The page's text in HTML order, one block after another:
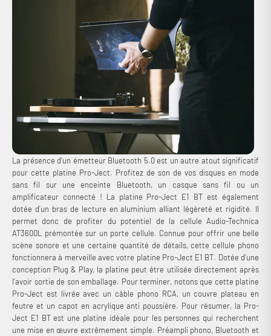
La présence d'un émetteur Bluetooth 5.0 est un autre atout significatif
pour cette platine Pro-Ject. Profitez de son de vos disques en mode
sans fil sur une enceinte Bluetooth, un casque sans fil ou un
amplificateur connecté ! La platine Pro-Ject E1 BT est également
dotée d’un bras de lecture en aluminium alliant légèreté et rigidité. Il
permet donc de profiter du potentiel de la cellule Audio-Technica
AT3600L prémontée sur un porte cellule. Connue pour offrir une belle
scène sonore et une certaine quantité de détails, cette cellule phono
fonctionnera à merveille avec votre platine Pro-Ject E1 BT. Dotée d’une
conception Plug & Play, la platine peut être utilisée directement après
l’avoir sortie de son emballage. Pour terminer, notons que cette platine
Pro-Ject est livrée avec un câble phono RCA, un couvre plateau en
feutre et un capot en acrylique anti poussière. Pour résumer, la Pro-
Ject E1 BT est une platine idéale pour les personnes qui recherchent
une mise en œuvre extrêmement simple. Préampli phono, Bluetooth et